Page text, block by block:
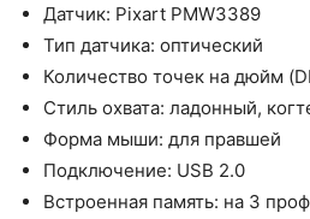
Датчик: Pixart PMW3389
Тип датчика: оптический
Количество точек на дюйм
Стиль охвата: ладонный,
Форма мыши: для правшей
Подключение: USB 2.0
Встроенная память: на 3